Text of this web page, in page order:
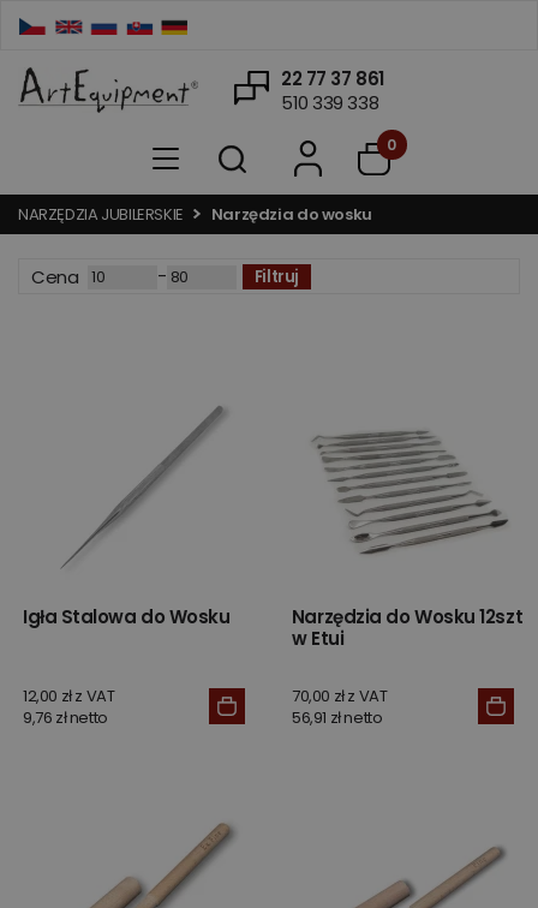
22 77 37 861
510 339 338
0
NARZĘDZIA JUBILERSKIE Narzędzia do wosku
Cena - Filtruj
Igła Stalowa do Wosku
12,00 zł z VAT
9,76 zł netto
Narzędzia do Wosku 12szt
w Etui
70,00 zł z VAT
56,91 zł netto